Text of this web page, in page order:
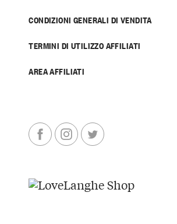
CONDIZIONI GENERALI DI VENDITA
TERMINI DI UTILIZZO AFFILIATI
AREA AFFILIATI